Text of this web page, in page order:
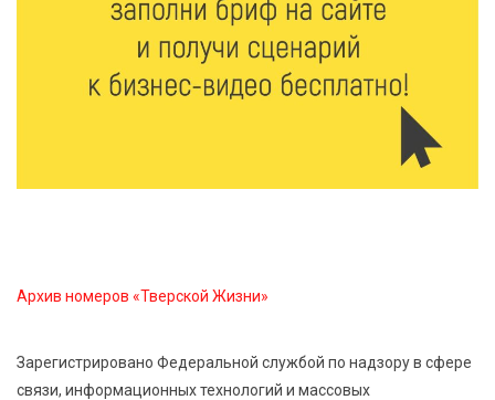
6 Авг 2026 15:01 312
От Твери до Москвы: выставка художника
Владимира Васильева о героях СВО проходит в РГБ
ленту по мотивам басни «Карась»
Архив номеров «Тверской Жизни»
Зарегистрировано Федеральной службой по надзору в сфере
связи, информационных технологий и массовых